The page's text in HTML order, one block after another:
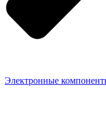
Электронные